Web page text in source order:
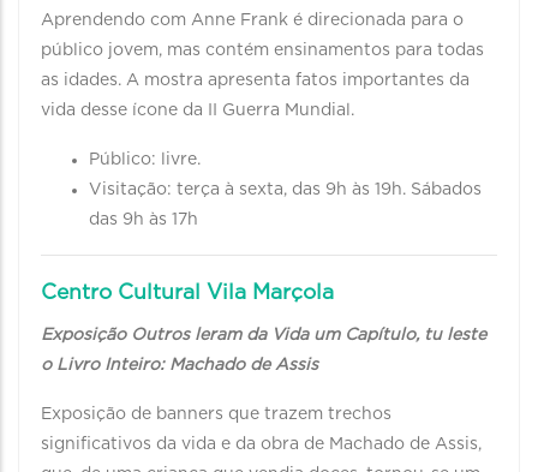
Aprendendo com Anne Frank é direcionada para o
público jovem, mas contém ensinamentos para todas
as idades. A mostra apresenta fatos importantes da
vida desse ícone da II Guerra Mundial.
Público: livre.
Visitação: terça à sexta, das 9h às 19h. Sábados
das 9h às 17h
Centro Cultural Vila Marçola
Exposição Outros leram da Vida um Capítulo, tu leste
o Livro Inteiro: Machado de Assis
Exposição de banners que trazem trechos
significativos da vida e da obra de Machado de Assis,